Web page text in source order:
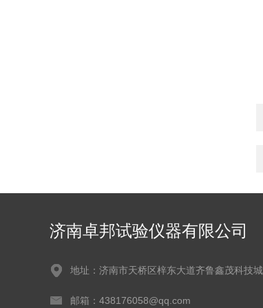
济南卓邦试验仪器有限公司
地址：济南市天桥区梓东大道齐鲁鑫茂科技城
邮箱：438176058@qq.com